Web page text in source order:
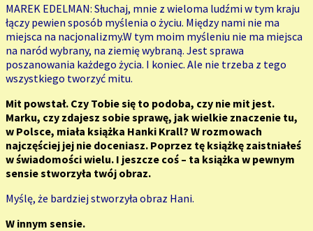
MAREK EDELMAN: Słuchaj, mnie z wieloma ludźmi w tym kraju
łączy pewien sposób myślenia o życiu. Między nami nie ma
miejsca na nacjonalizmy.W tym moim myśleniu nie ma miejsca
na naród wybrany, na ziemię wybraną. Jest sprawa
poszanowania każdego życia. I koniec. Ale nie trzeba z tego
wszystkiego tworzyć mitu.
Mit powstał. Czy Tobie się to podoba, czy nie mit jest.
Marku, czy zdajesz sobie sprawę, jak wielkie znaczenie tu,
w Polsce, miała książka Hanki Krall? W rozmowach
najczęściej jej nie doceniasz. Poprzez tę książkę zaistniałeś
w świadomości wielu. I jeszcze coś – ta książka w pewnym
sensie stworzyła twój obraz.
Myślę, że bardziej stworzyła obraz Hani.
W innym sensie.